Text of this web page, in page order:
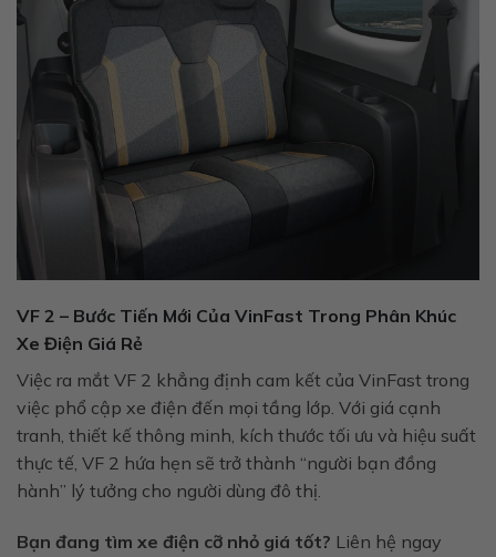
VF 2 – Bước Tiến Mới Của VinFast Trong Phân Khúc
Xe Điện Giá Rẻ
Việc ra mắt VF 2 khẳng định cam kết của VinFast trong
việc phổ cập xe điện đến mọi tầng lớp. Với giá cạnh
tranh, thiết kế thông minh, kích thước tối ưu và hiệu suất
thực tế, VF 2 hứa hẹn sẽ trở thành “người bạn đồng
hành” lý tưởng cho người dùng đô thị.
Bạn đang tìm xe điện cỡ nhỏ giá tốt? Liên hệ ngay